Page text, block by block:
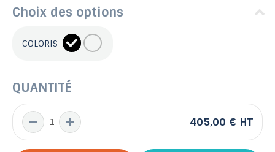
Choix des options
COLORIS
QUANTITÉ
405,00 € HT